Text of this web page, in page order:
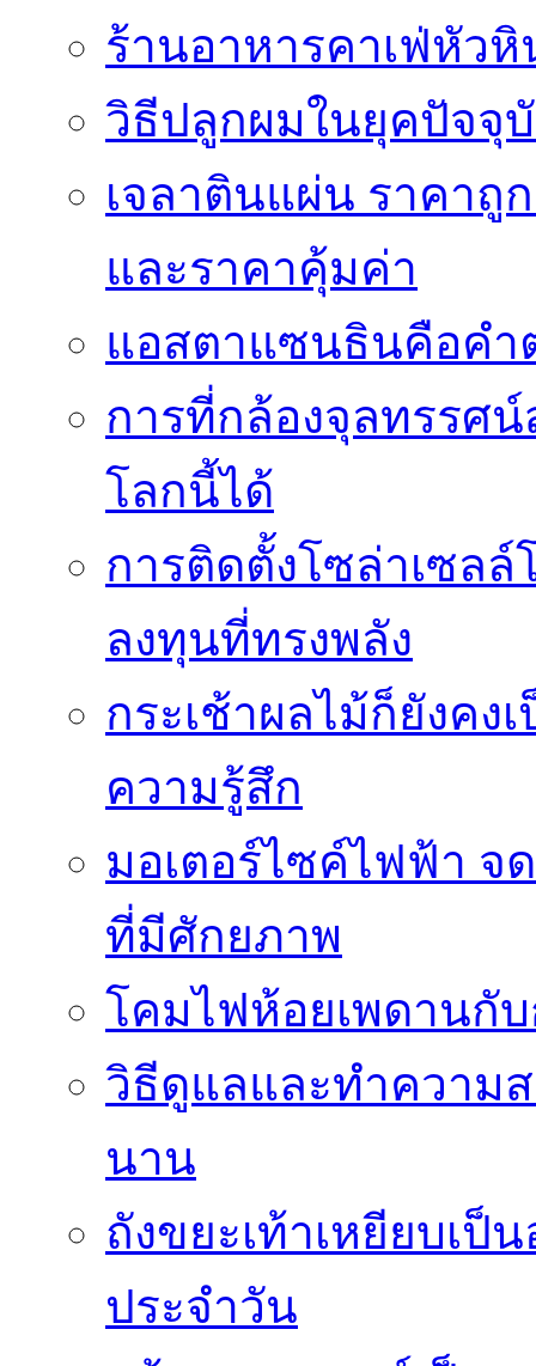
ร้านอาหารคาเฟ่หัว
วิธีปลูกผมในยุคปัจจุ
เจลาตินแผ่น ราคาถู
และราคาคุ้มค่า
แอสตาแซนธินคือค
การที่กล้องจุลทรรศ
โลกนี้ได้
การติดตั้งโซล่าเซลล์
ลงทุนที่ทรงพลัง
กระเช้าผลไม้ก็ยังคง
ความรู้สึก
มอเตอร์ไซค์ไฟฟ้า จ
ที่มีศักยภาพ
โคมไฟห้อยเพดานกั
วิธีดูแลและทำความ
นาน
ถังขยะเท้าเหยียบเ
ประจำวัน